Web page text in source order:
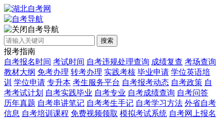
自考导航
搜索
报考指南
自考报名时间 考试时间 自考违规处理查询 成绩复查 考场查询
教材大纲 免考办理 转考办理 实践考核 毕业申请 学位英语培
训 学位申请 专升本 考生服务平台 自考报考动态 自考政策 自
考考试计划 自考实践毕业 自考专业 自考成绩查询 自考问答
历年真题 自考串讲笔记 自考考生手记 自考学习方法 外省自考
信息 自考培训课程 免费视频领取 模拟考试系统 自考网上报名